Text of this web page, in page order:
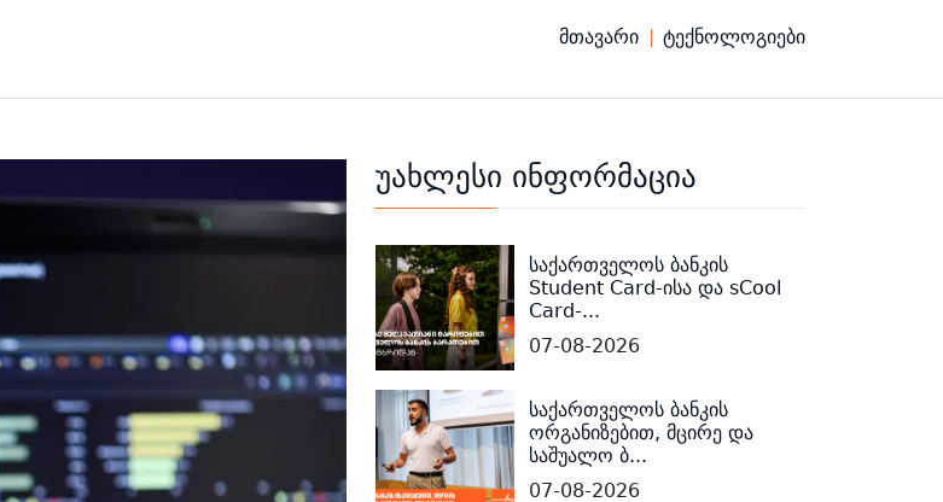
მთავარი ტექნოლოგიები
უახლესი ინფორმაცია
საქართველოს ბანკის
Student Card-ისა და sCool
Card-...
07-08-2026
საქართველოს ბანკის
ორგანიზებით, მცირე და
საშუალო ბ...
07-08-2026